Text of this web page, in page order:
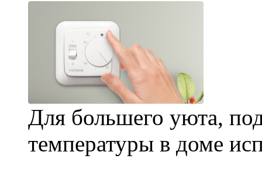
Для большего уюта,
температуры в доме